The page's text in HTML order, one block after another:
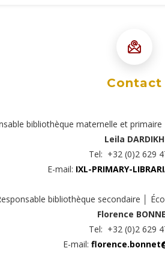
Contact
bibliothèque maternelle et
Leila DARDIKH
Tel: +32 (0)2 629
E-mail: IXL-PRIMARY-
bibliothèque secondaire │
Florence
Tel: +32 (0)2 629
E-mail: